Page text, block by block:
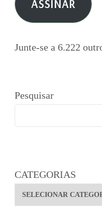
mail ASSINAR
Junte-se a 6.222
Pesquisar
CATEGORIAS